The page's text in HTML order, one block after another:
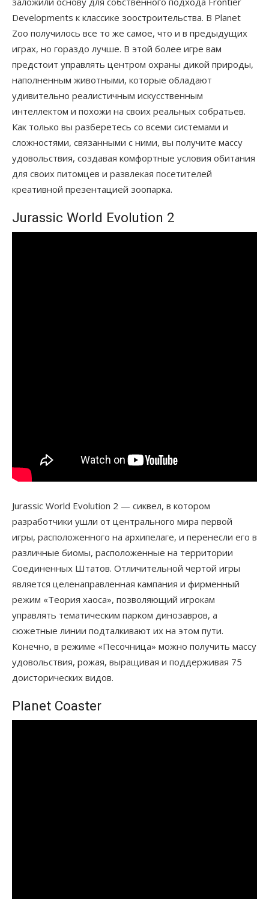
Developments к классике зоостроительства. В Planet
Zoo получилось все то же самое, что и в предыдущих
играх, но гораздо лучше. В этой более игре вам
предстоит управлять центром охраны дикой природы,
наполненным животными, которые обладают
удивительно реалистичным искусственным
интеллектом и похожи на своих реальных собратьев.
Как только вы разберетесь со всеми системами и
сложностями, связанными с ними, вы получите массу
удовольствия, создавая комфортные условия обитания
для своих питомцев и развлекая посетителей
креативной презентацией зоопарка.
Jurassic World Evolution 2
Jurassic World Evolution 2 — сиквел, в котором
разработчики ушли от центрального мира первой
игры, расположенного на архипелаге, и перенесли его в
различные биомы, расположенные на территории
Соединенных Штатов. Отличительной чертой игры
является целенаправленная кампания и фирменный
режим «Теория хаоса», позволяющий игрокам
управлять тематическим парком динозавров, а
сюжетные линии подталкивают их на этом пути.
Конечно, в режиме «Песочница» можно получить массу
удовольствия, рожая, выращивая и поддерживая 75
доисторических видов.
Planet Coaster